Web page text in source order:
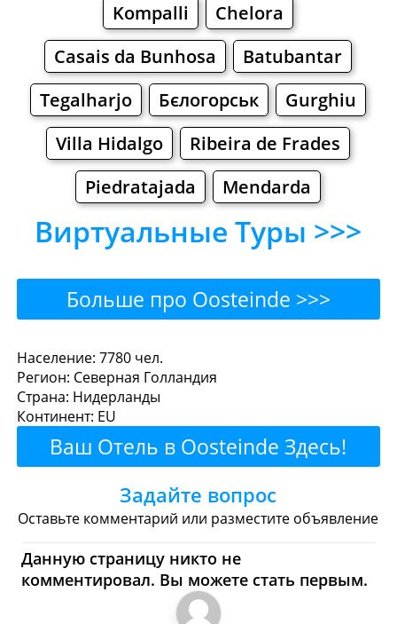
Kompalli
Chelora
Casais da Bunhosa
Batubantar
Tegalharjo
Бєлогорськ
Gurghiu
Villa Hidalgo
Ribeira de Frades
Piedratajada
Mendarda
Виртуальные Туры >>>
Больше про Oosteinde >>>
Oosteinde - Где поесть
или перекусить?
Рестораны Кафе Бары
Пиво
Булочные
Супермаркеты
Торговые Центры
Oosteinde - Где купить?
Магазины, Шоппинг
Население: 7780 чел.
Регион: Северная Голландия
Страна: Нидерланды
Континент: EU
Ваш Отель в Oosteinde Здесь!
Задайте вопрос
Оставьте комментарий или разместите объявление
Данную страницу никто не
комментировал. Вы можете стать первым.